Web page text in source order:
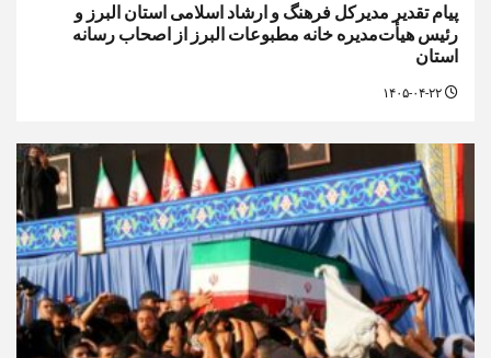
پیام تقدیر مدیركل فرهنگ و ارشاد اسلامی استان البرز و
رئیس هیأت‌مدیره خانه مطبوعات البرز از اصحاب رسانه
استان